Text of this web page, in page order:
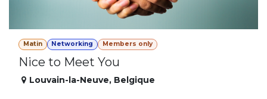
Matin Networking Members only
Nice to Meet You
Louvain-la-Neuve, Belgique